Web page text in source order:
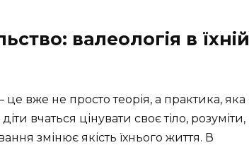
валеологія в їхній
вже не просто теорія, а практика, яка
вчаться цінувати своє тіло, розуміти,
змінює якість їхнього життя. В